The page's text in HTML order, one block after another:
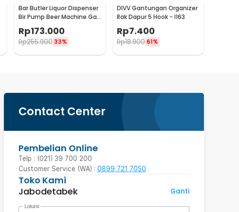
Bar Butler Liquor Dispenser
Bir Pump Beer Machine Gas
Station 900ml - P-36
Rp173.000
Rp255.900 33%
DIVV Gantungan Organizer
Rak Dapur 5 Hook - I163
Rp7.400
Rp18.900 61%
Contact Center
Pembelian Online
Telp : (021) 39 700 200
Customer Service (WA) : 0899 721 7050
Toko Kami
Jabodetabek
Ganti
Lokasi